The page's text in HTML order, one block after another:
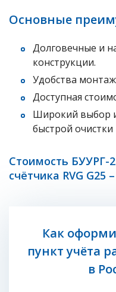
Основные
Долговечные и
конструкции.
Удобства
Доступная
Широкий выбор
быстрой очистки
Стоимость БУУРГ-
счётчика RVG G25
Как
пункт учёта
в